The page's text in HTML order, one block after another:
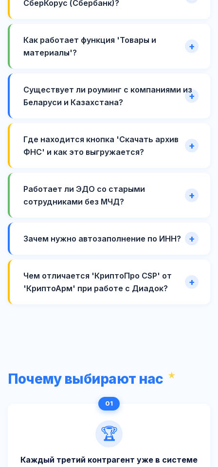
СберКорус (Сбербанк)?
Как работает функция 'Товары и
материалы'?
Существует ли роуминг с компаниями из
Беларуси и Казахстана?
Где находится кнопка 'Скачать архив
ФНС' и как это выгружается?
Работает ли ЭДО со старыми
сотрудниками без МЧД?
Зачем нужно автозаполнение по ИНН?
Чем отличается 'КриптоПро CSP' от
'КриптоАрм' при работе с Диадок?
Почему выбирают нас
🏆
Каждый третий контрагент уже в системе